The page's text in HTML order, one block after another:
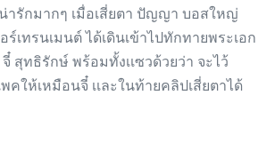
ารักมากๆ เมื่อเสี่ยตา ปัญญา บอสใหญ่
ร์เทรนเมนต์ ได้เดินเข้าไปทักทายพระเอก
สุทธิรักษ์ พร้อมทั้งเเซวด้วยว่า จะไว้
พคให้เหมือนจี๋ เเละในท้ายคลิปเสี่ยตาได้